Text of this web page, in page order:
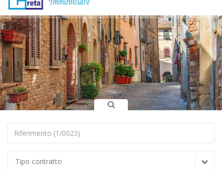
Specializzati in Affitti
e loro Gestione Amministrativa
Tipo contratto